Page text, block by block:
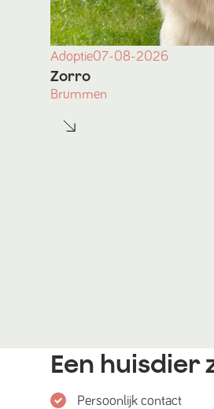
Adoptie07-08-2026
Zorro
Brummen
Een huisdier
Persoonlijk contact